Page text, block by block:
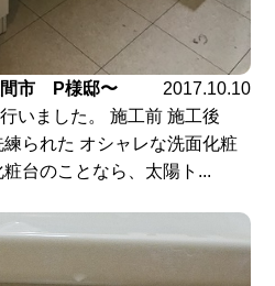
間市 P様邸〜
2017.10.10
いました。 施工前 施工後
れた オシャレな洗面化粧
台のことなら、太陽ト...